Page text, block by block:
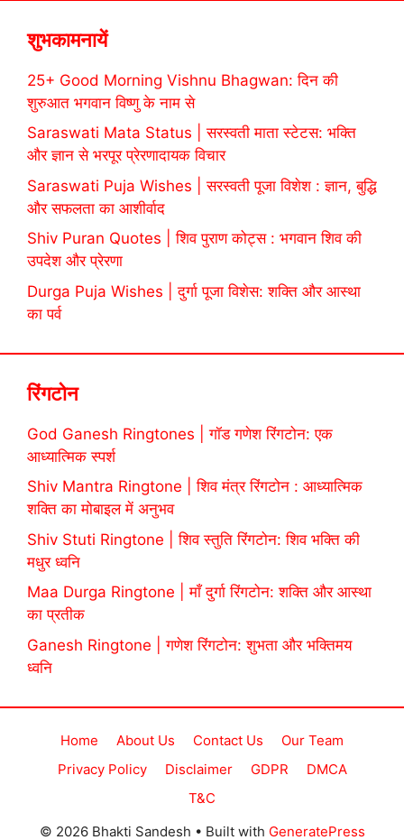
शुभकामनायें
25+ Good Morning Vishnu Bhagwan: दिन की
शुरुआत भगवान विष्णु के नाम से
Saraswati Mata Status | सरस्वती माता स्टेटस: भक्ति
और ज्ञान से भरपूर प्रेरणादायक विचार
Saraswati Puja Wishes | सरस्वती पूजा विशेश : ज्ञान, बुद्धि
और सफलता का आशीर्वाद
Shiv Puran Quotes | शिव पुराण कोट्स : भगवान शिव की
उपदेश और प्रेरणा
Durga Puja Wishes | दुर्गा पूजा विशेस: शक्ति और आस्था
का पर्व
रिंगटोन
God Ganesh Ringtones | गॉड गणेश रिंगटोन: एक
आध्यात्मिक स्पर्श
Shiv Mantra Ringtone | शिव मंत्र रिंगटोन : आध्यात्मिक
शक्ति का मोबाइल में अनुभव
Shiv Stuti Ringtone | शिव स्तुति रिंगटोन: शिव भक्ति की
मधुर ध्वनि
Maa Durga Ringtone | माँ दुर्गा रिंगटोन: शक्ति और आस्था
का प्रतीक
Ganesh Ringtone | गणेश रिंगटोन: शुभता और भक्तिमय
ध्वनि
Home About Us Contact Us
Our Team
Privacy Policy
Disclaimer GDPR
DMCA
T&C
© 2026 Bhakti Sandesh • Built with GeneratePress